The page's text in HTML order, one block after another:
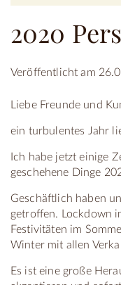
2020
Veröffentlicht am
Liebe Freunde und
ein turbulentes Jahr
Ich habe jetzt einige
geschehene Dinge
Geschäftlich haben
getroffen. Lockdown
Festivitäten im
Winter mit allen
Es ist eine große